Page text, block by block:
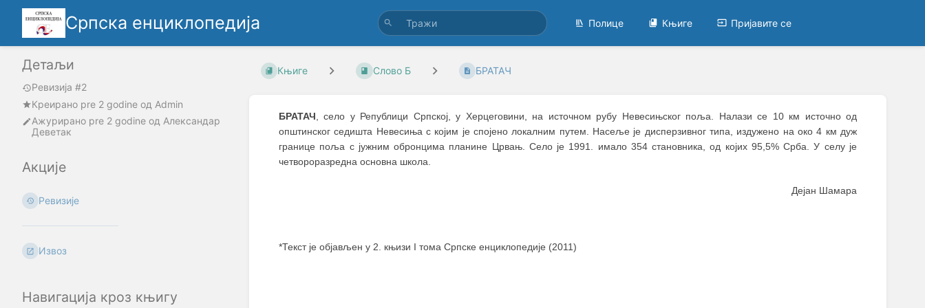
Српска енциклопедија Полице Књиге Пријавите се
Детаљи
Ревизија #2
Креирано pre 2 godine oд Admin
Ажурирано pre 2 godine од Александар
Деветак
Акције
Ревизије
Извоз
Навигација кроз књигу
Књиге Слово Б БРАТАЧ
БРАТАЧ, село у Републици Српској, у Херцеговини, на источном рубу Невесињског поља. Налази се 10 км источно од
општинског седишта Невесиња с којим је спојено локалним путем. Насеље је дисперзивног типа, издужено на око 4 км дуж
границе поља с јужним обронцима планине Црвањ. Село је 1991. имало 354 становника, од којих 95,5% Срба. У селу је
четвороразредна основна школа.
Дејан Шамара
*Текст је објављен у 2. књизи I тома Српске енциклопедије (2011)